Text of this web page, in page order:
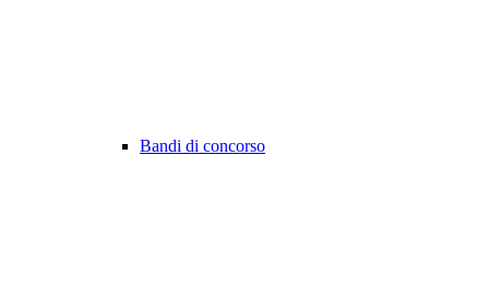
Bandi di concorso